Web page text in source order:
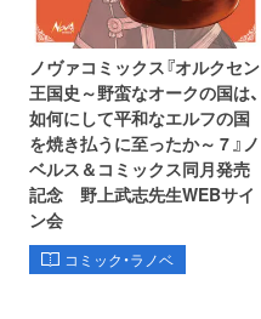
ノヴァコミックス『オルクセン
王国史～野蛮なオークの国は、
如何にして平和なエルフの国
を焼き払うに至ったか～ 7 』ノ
ベルス＆コミックス同月発売
記念 野上武志先生WEBサイ
ン会
コミック・ラノベ